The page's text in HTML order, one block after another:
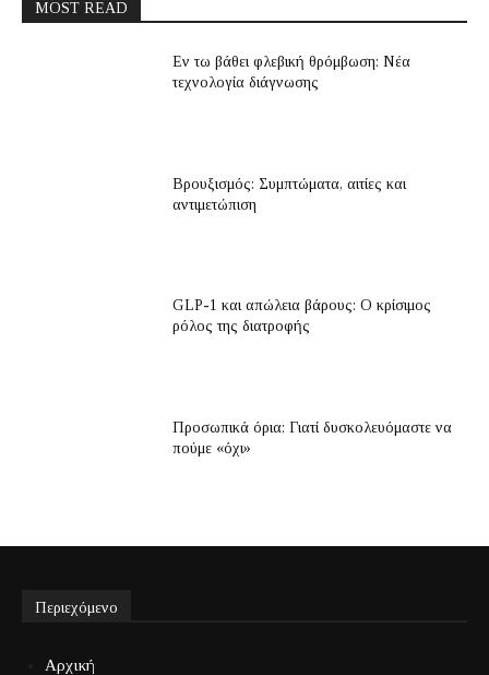
MOST READ
Εν τω βάθει φλεβική θρόμβωση: Νέα
τεχνολογία διάγνωσης
Βρουξισμός: Συμπτώματα, αιτίες και
αντιμετώπιση
GLP-1 και απώλεια βάρους: Ο κρίσιμος
ρόλος της διατροφής
Προσωπικά όρια: Γιατί δυσκολευόμαστε να
πούμε «όχι»
Περιεχόμενο
Αρχική